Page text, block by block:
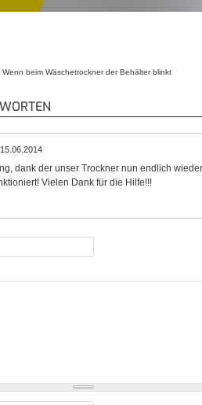
beim Wäschetrockner der Behälter blinkt
dank der unser Trockner nun endlich
Vielen Dank für die Hilfe!!!